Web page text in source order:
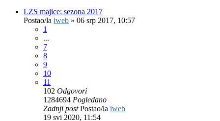
LZS majice: sezona 2017
Postao/la iweb » 06 srp 2017, 10:57
1
...
7
8
9
10
11
102 Odgovori
1284694 Pogledano
Zadnji postPostao/la iweb
19 svi 2020, 11:54